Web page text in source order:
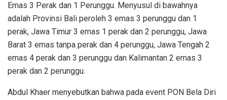
Emas 3 Perak dan 1 Perunggu. Menyusul di bawahnya
adalah Provinsi Bali peroleh 3 emas 3 perunggu dan 1
perak, Jawa Timur 3 emas 1 perak dan 2 perunggu, Jawa
Barat 3 emas tanpa perak dan 4 perunggu, Jawa Tengah 2
emas 4 perak dan 3 perunggu dan Kalimantan 2 emas 3
perak dan 2 perunggu.
Abdul Khaer menyebutkan bahwa pada event PON Bela Diri